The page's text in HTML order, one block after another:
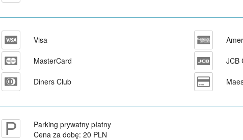
Visa
MasterCard
Diners Club
JCB
Parking prywatny płatny
Cena za dobę: 20 PLN